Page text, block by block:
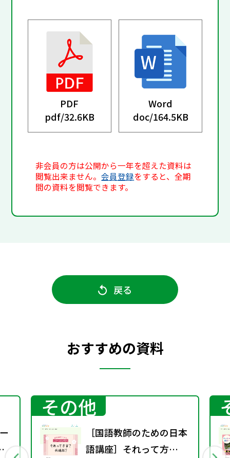
PDF
pdf/32.6KB
Word
doc/164.5KB
非会員の方は公開から一年を超えた資料は
閲覧出来ません。会員登録をすると、全期
間の資料を閲覧できます。
戻る
おすすめの資料
その他
［国語教師のための日本
語講座］それって方